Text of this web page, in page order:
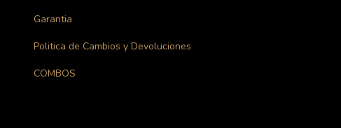
Garantia
Politica de Cambios y Devoluciones
COMBOS